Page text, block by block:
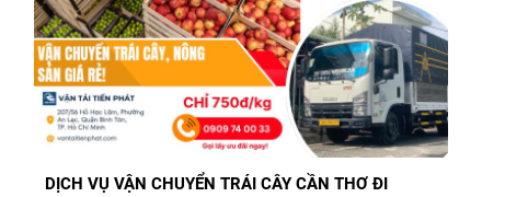
DỊCH VỤ VẬN CHUYỂN TRÁI CÂY CAO LÃNH -